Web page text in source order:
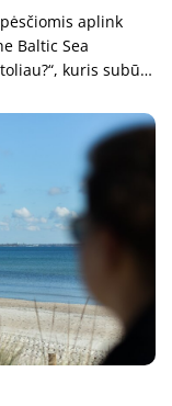
aplink
Baltic Sea
kuris subūrė